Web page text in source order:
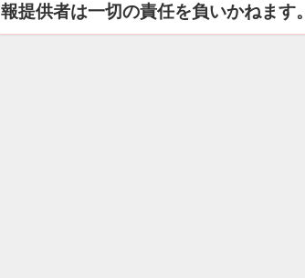
報提供者は一切の責任を負いかねます。